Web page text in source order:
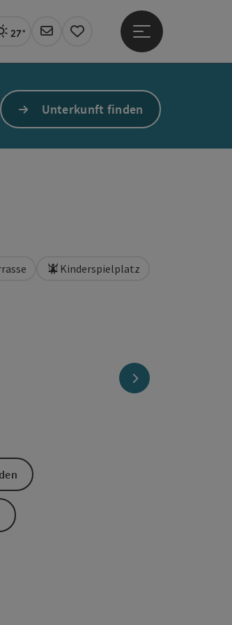
Aktuelles Wetter Linz, sonnig
27°
Newsletter
Merkzettel
Hauptmenü öffnen
Unterkunft finden
nächstes Element
Kinderspielplatz